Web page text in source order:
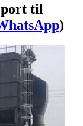
port til
)